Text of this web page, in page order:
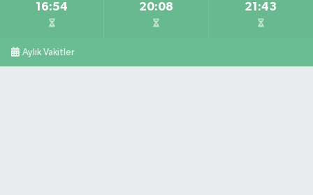
16:54 20:08 21:43
Aylık Vakitler